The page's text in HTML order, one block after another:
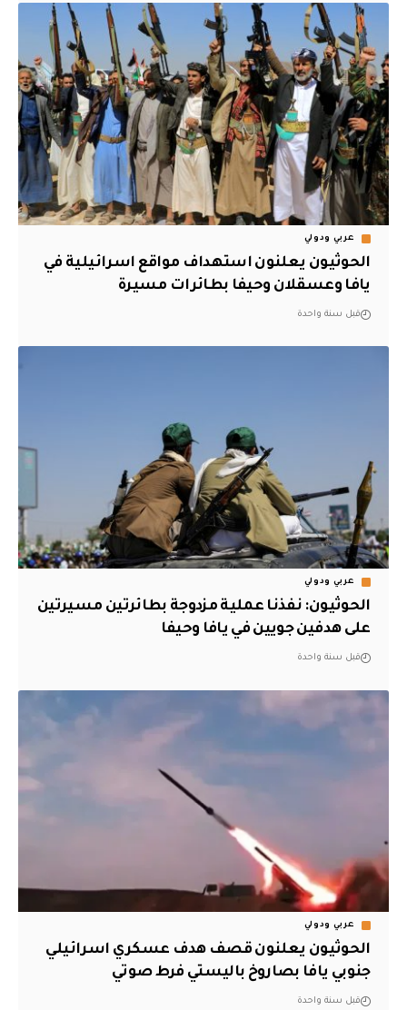
عربي ودولي
الحوثيون يعلنون استهداف مواقع اسرائيلية في
يافا وعسقلان وحيفا بطائرات مسيرة
قبل سنة واحدة
عربي ودولي
الحوثيون: نفذنا عملية مزدوجة بطائرتين مسيرتين
على هدفين جويين في يافا وحيفا
قبل سنة واحدة
عربي ودولي
الحوثيون يعلنون قصف هدف عسكري اسرائيلي
جنوبي يافا بصاروخ باليستي فرط صوتي
قبل سنة واحدة